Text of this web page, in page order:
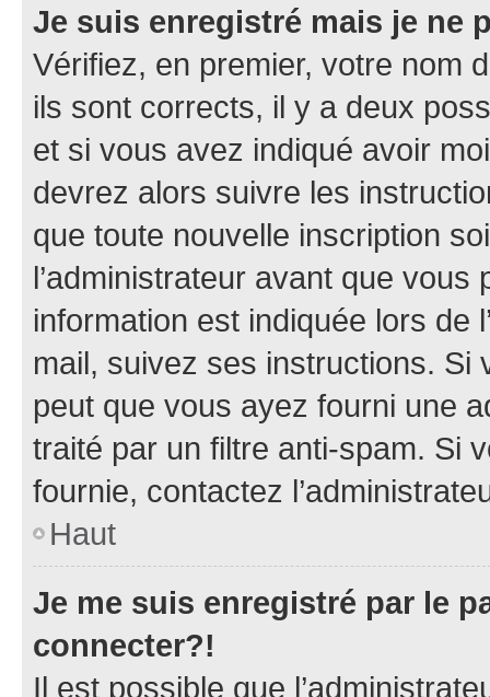
Je suis enregistré mais je ne
Vérifiez, en premier, votre nom
ils sont corrects, il y a deux
et si vous avez indiqué avoir
devrez alors suivre les
que toute nouvelle inscription
l’administrateur avant que
information est indiquée lors de
mail, suivez ses instructions. Si
peut que vous ayez fourni une
traité par un filtre anti-spam. Si
fournie, contactez
Haut
Je me suis enregistré par le
connecter?!
Il est possible que